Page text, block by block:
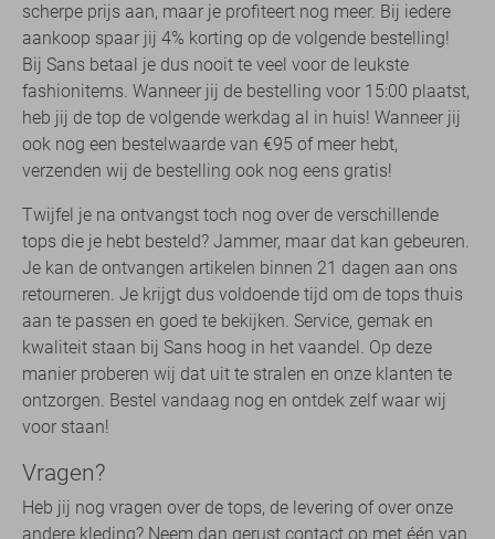
scherpe prijs aan, maar je profiteert nog meer. Bij iedere
aankoop spaar jij 4% korting op de volgende bestelling!
Bij Sans betaal je dus nooit te veel voor de leukste
fashionitems. Wanneer jij de bestelling voor 15:00 plaatst,
heb jij de top de volgende werkdag al in huis! Wanneer jij
ook nog een bestelwaarde van €95 of meer hebt,
verzenden wij de bestelling ook nog eens gratis!
Twijfel je na ontvangst toch nog over de verschillende
tops die je hebt besteld? Jammer, maar dat kan gebeuren.
Je kan de ontvangen artikelen binnen 21 dagen aan ons
retourneren. Je krijgt dus voldoende tijd om de tops thuis
aan te passen en goed te bekijken. Service, gemak en
kwaliteit staan bij Sans hoog in het vaandel. Op deze
manier proberen wij dat uit te stralen en onze klanten te
ontzorgen. Bestel vandaag nog en ontdek zelf waar wij
voor staan!
Vragen?
Heb jij nog vragen over de tops, de levering of over onze
andere kleding? Neem dan gerust contact op met één van